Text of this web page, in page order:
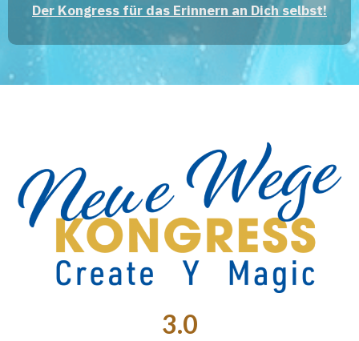
Der Kongress für das Erinnern an Dich selbst!
3.0